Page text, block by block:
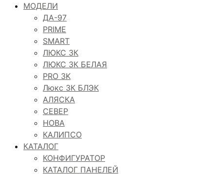
МОДЕЛИ
ДА-97
PRIME
SMART
ЛЮКС 3К
ЛЮКС 3К БЕЛАЯ
PRO 3K
Люкс 3К БЛЭК
АЛЯСКА
СЕВЕР
НОВА
КАЛИПСО
КАТАЛОГ
КОНФИГУРАТОР
КАТАЛОГ ПАНЕЛЕЙ